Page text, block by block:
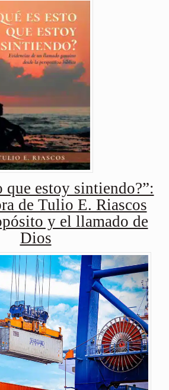
que estoy sintiendo?”:
de Tulio E. Riascos
y el llamado de
Dios